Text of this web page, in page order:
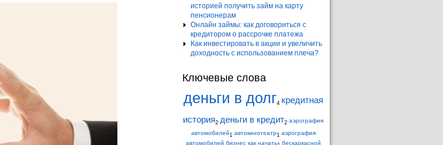
историей получить займ на карту
пенсионерам
Онлайн займы: как договориться с
кредитором о рассрочке платежа
Как инвестировать в акции и увеличить
доходность с использованием плеча?
Ключевые слова
деньги в долг4 кредитная
история2 деньги в кредит2 аэрография
автомобилей1 автокинотеатр1 аэрография
автомобилей бизнес как начать
бескаркасной